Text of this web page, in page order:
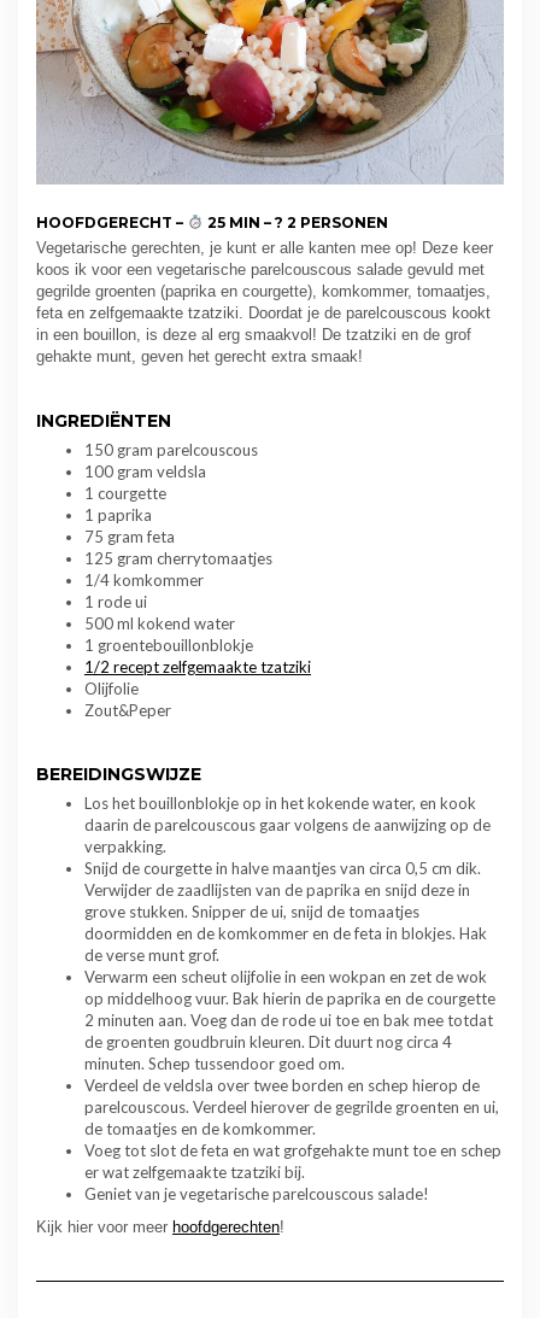
HOOFDGERECHT –
25 MIN – ? 2 PERSONEN
Vegetarische gerechten, je kunt er alle kanten mee op! Deze keer
koos ik voor een vegetarische parelcouscous salade gevuld met
gegrilde groenten (paprika en courgette), komkommer, tomaatjes,
feta en zelfgemaakte tzatziki. Doordat je de parelcouscous kookt
in een bouillon, is deze al erg smaakvol! De tzatziki en de grof
gehakte munt, geven het gerecht extra smaak!
INGREDIËNTEN
150 gram parelcouscous
100 gram veldsla
1 courgette
1 paprika
75 gram feta
125 gram cherrytomaatjes
1/4 komkommer
1 rode ui
500 ml kokend water
1 groentebouillonblokje
1/2 recept zelfgemaakte tzatziki
Olijfolie
Zout&Peper
BEREIDINGSWIJZE
Los het bouillonblokje op in het kokende water, en kook
daarin de parelcouscous gaar volgens de aanwijzing op de
verpakking.
Snijd de courgette in halve maantjes van circa 0,5 cm dik.
Verwijder de zaadlijsten van de paprika en snijd deze in
grove stukken. Snipper de ui, snijd de tomaatjes
doormidden en de komkommer en de feta in blokjes. Hak
de verse munt grof.
Verwarm een scheut olijfolie in een wokpan en zet de wok
op middelhoog vuur. Bak hierin de paprika en de courgette
2 minuten aan. Voeg dan de rode ui toe en bak mee totdat
de groenten goudbruin kleuren. Dit duurt nog circa 4
minuten. Schep tussendoor goed om.
Verdeel de veldsla over twee borden en schep hierop de
parelcouscous. Verdeel hierover de gegrilde groenten en ui,
de tomaatjes en de komkommer.
Voeg tot slot de feta en wat grofgehakte munt toe en schep
er wat zelfgemaakte tzatziki bij.
Geniet van je vegetarische parelcouscous salade!
Kijk hier voor meer hoofdgerechten!